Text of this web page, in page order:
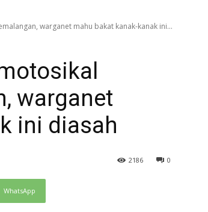
warganet mahu bakat kanak-kanak ini...
warganet
ini diasah
0
2186
WhatsApp